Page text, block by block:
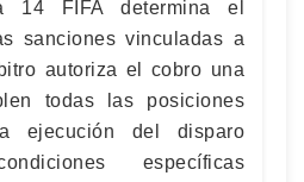
14 FIFA determina el
sanciones vinculadas a
autoriza el cobro una
todas las posiciones
ejecución del disparo
específicas